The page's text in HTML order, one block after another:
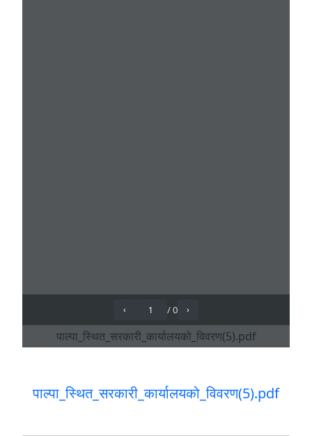
पाल्पा_स्थित_सरकारी_कार्यालयको_विवरण(5).pdf